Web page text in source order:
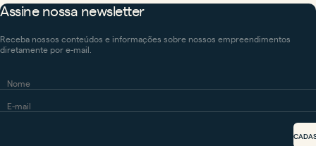
Assine nossa newsletter
Receba nossos conteúdos e informações sobre nossos empreendimentos
diretamente por e-mail.